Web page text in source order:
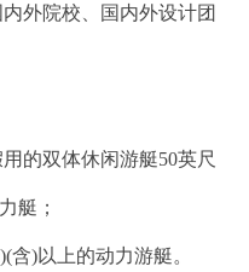
外院校、国内外设计团
的双体休闲游艇50英尺
艇；
含)以上的动力游艇。